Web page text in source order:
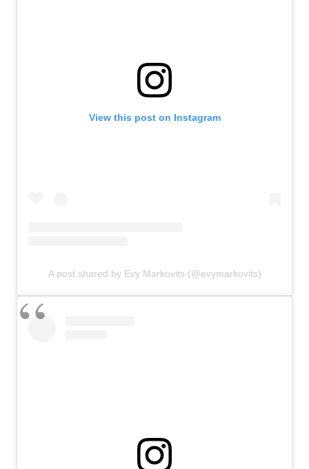
View this post on Instagram
A post shared by Evy Markovits (@evymarkovits)